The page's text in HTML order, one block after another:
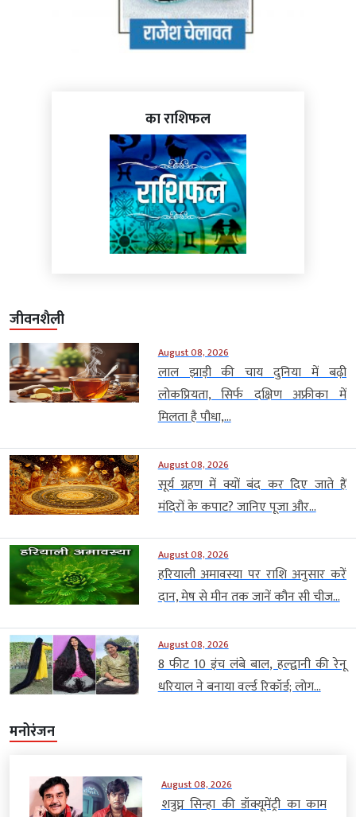
का राशिफल
जीवनशैली
August 08, 2026
लाल झाड़ी की चाय दुनिया में बढ़ी
लोकप्रियता, सिर्फ दक्षिण अफ्रीका में
मिलता है पौधा,...
August 08, 2026
सूर्य ग्रहण में क्यों बंद कर दिए जाते हैं
मंदिरों के कपाट? जानिए पूजा और...
August 08, 2026
हरियाली अमावस्या पर राशि अनुसार करें
दान, मेष से मीन तक जानें कौन सी चीज...
August 08, 2026
8 फीट 10 इंच लंबे बाल, हल्द्वानी की रेनू
धरियाल ने बनाया वर्ल्ड रिकॉर्ड; लोग...
मनोरंजन
August 08, 2026
शत्रुघ्न सिन्हा की डॉक्यूमेंट्री का काम